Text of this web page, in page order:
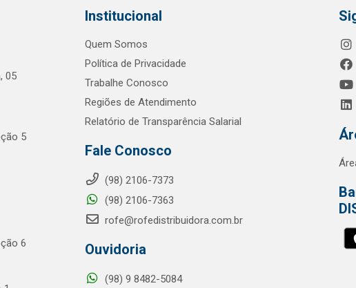
05
5
6
Institucional
Quem Somos
Política de Privacidade
Trabalhe Conosco
Regiões de Atendimento
Relatório de Transparência Salarial
Fale Conosco
(98) 2106-7373
(98) 2106-7363
rofe@rofedistribuidora.com.br
Ouvidoria
(98) 9 8482-5084